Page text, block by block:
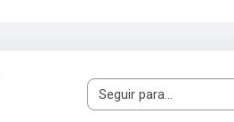
Seguir para...